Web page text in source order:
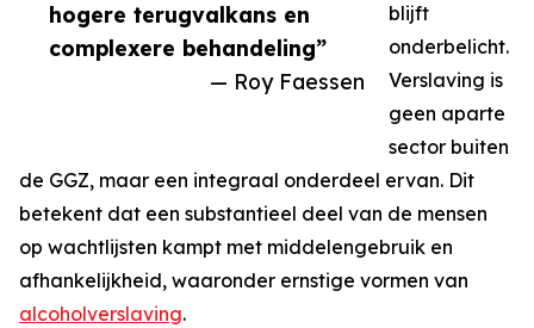
hogere terugvalkans en
complexere behandeling”
— Roy Faessen
blijft
onderbelicht.
Verslaving is
geen aparte
sector buiten
de GGZ, maar een integraal onderdeel ervan. Dit
betekent dat een substantieel deel van de mensen
op wachtlijsten kampt met middelengebruik en
afhankelijkheid, waaronder ernstige vormen van
alcoholverslaving.